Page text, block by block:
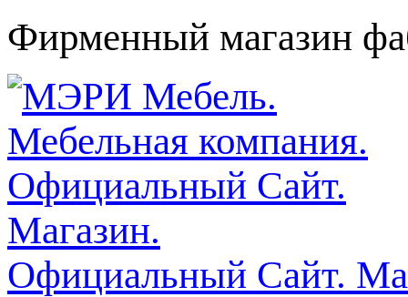
Фирменный магазин
Официальный Сайт.